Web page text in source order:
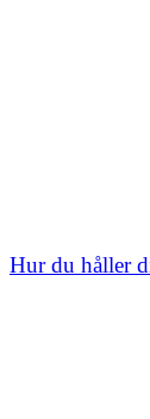
Hur du håller